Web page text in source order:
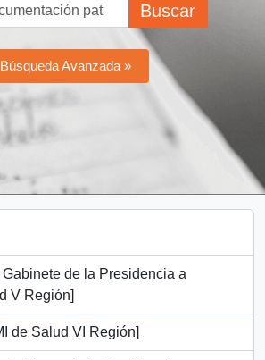
Buscar
Búsqueda Avanzada »
de la Presidencia a
V Región]
de Salud VI Región]